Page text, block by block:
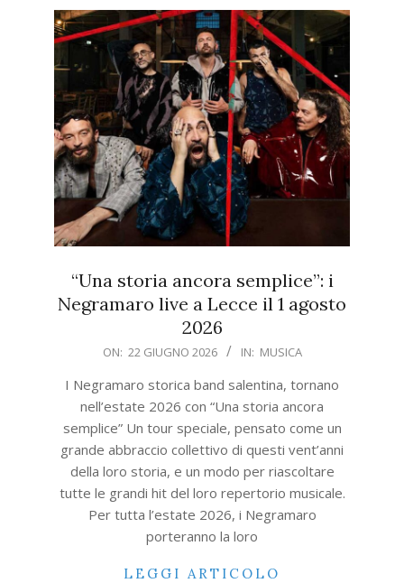
“Una storia ancora semplice”: i
Negramaro live a Lecce il 1 agosto
2026
22
ON: 22 GIUGNO 2026 IN: MUSICA
I Negramaro storica band salentina, tornano
nell’estate 2026 con “Una storia ancora
semplice” Un tour speciale, pensato come un
grande abbraccio collettivo di questi vent’anni
della loro storia, e un modo per riascoltare
tutte le grandi hit del loro repertorio musicale.
Per tutta l’estate 2026, i Negramaro
porteranno la loro
LEGGI ARTICOLO